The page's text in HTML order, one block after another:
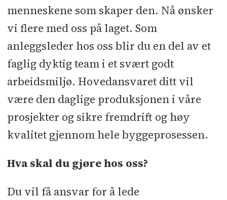
Søknadsfrist:13.04.2026
menneskene som skaper den. Nå ønsker
vi flere med oss på laget. Som
anleggsleder hos oss blir du en del av et
faglig dyktig team i et svært godt
arbeidsmiljø. Hovedansvaret ditt vil
være den daglige produksjonen i våre
prosjekter og sikre fremdrift og høy
kvalitet gjennom hele byggeprosessen.
Hva skal du gjøre hos oss?
Du vil få ansvar for å lede